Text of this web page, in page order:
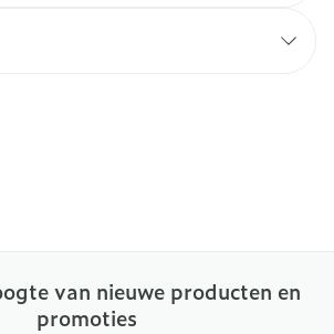
van nieuwe producten en
promoties